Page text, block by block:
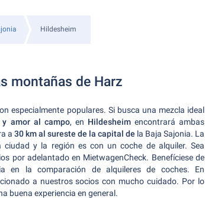
Hildesheim
montañas de Harz
especialmente populares. Si busca una mezcla ideal
amor al campo, en Hildesheimencontrará ambas
a 30 km al sureste de la capital de la Baja Sajonia. La
ciudad y la región es con un coche de alquiler. Sea
por adelantado en MietwagenCheck. Benefíciese de
en la comparación de alquileres de coches. En
a nuestros socios con mucho cuidado. Por lo
buena experiencia en general.